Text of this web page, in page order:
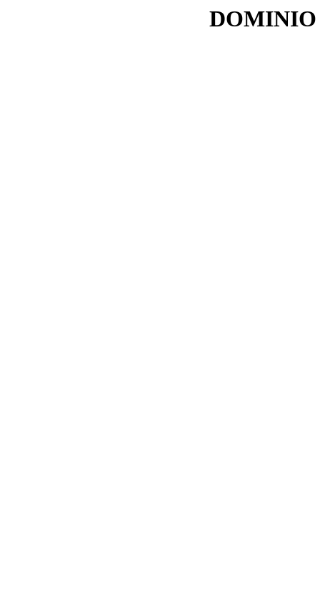
DOMINIO